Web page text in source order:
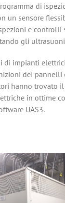
di
un sensore
e
gli
di impianti
dei pannelli
hanno trovato
in ottime
UAS3.